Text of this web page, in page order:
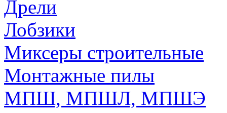
Дрели
Лобзики
Миксеры строительные
Монтажные пилы
МПШ, МПШЛ, МПШЭ